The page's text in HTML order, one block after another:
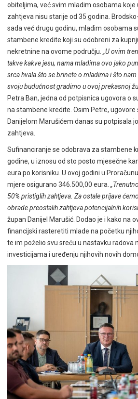
obiteljima, već svim mladim osobama
zahtjeva nisu starije od 35 godina.
sada već drugu godinu, mladim osobama
stambene kredite koji su odobreni za
nekretnine na ovome području. „U ovim
takve kakve jesu, nama mladima ovo jako
srca hvala što se brinete o mladima i što
svoju budućnost gradimo u ovoj prekasnoj
Petra Ban, jedna od potpisnica ugovora o
na stambene kredite. Osim Petre, ugovore
Danijelom Marušićem danas su potpisala
zahtjeva.
Sufinanciranje se odobrava za stambene
godine, u iznosu od sto posto mjesečne
eura po korisniku. U ovoj godini u
mjere osigurano 346.500,00 eura.
50% pristiglih zahtjeva. Za ostale prijave
obrade preostalih zahtjeva potencijalnih
župan Danijel Marušić. Dodao je i kako na
financijski rasteretiti mlade na početku
te im poželio svu sreću u nastavku radova
investicijama i uređenju njihovih novih